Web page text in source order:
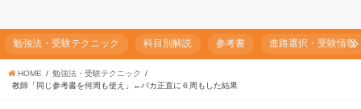
勉強法・受験テクニック 科目別解説 参考書 進路選択・受験情報
HOME
勉強法・受験テクニック
教師「同じ参考書を何周も使え」←バカ正直に６周もした結果